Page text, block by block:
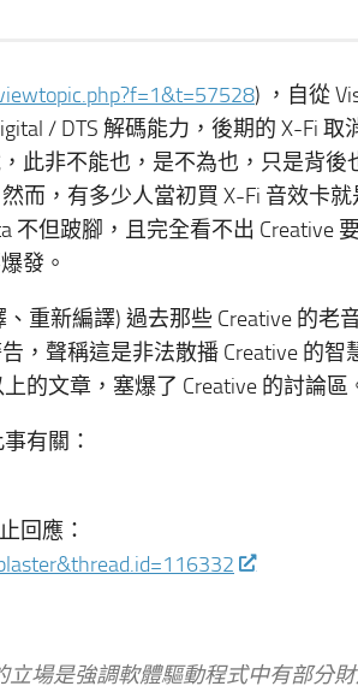
) ，自從
/ DTS 解碼能力，後期的 X-Fi 取
此非不能也，是不為也，只是背後
而，有多少人當初買 X-Fi 音效卡
不但跛腳，且完全看不出 Creative
發。
重新編譯) 過去那些 Creative 的老
，聲稱這是非法散播 Creative 的智
的文章，塞爆了 Creative 的討論區
有關：
回應：
立場是強調軟體驅動程式中有部分